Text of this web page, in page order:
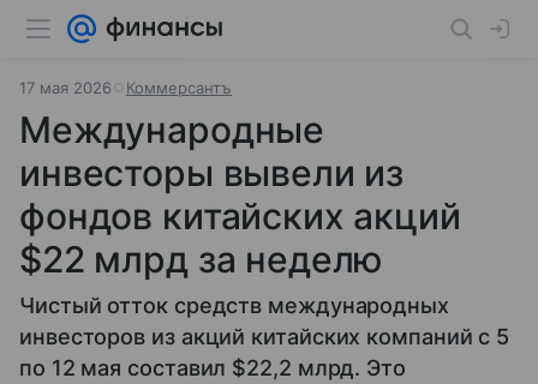
17 мая 2026 Коммерсантъ
Международные
инвесторы вывели из
фондов китайских акций
$22 млрд за неделю
Чистый отток средств международных
инвесторов из акций китайских компаний с 5
по 12 мая составил $22,2 млрд. Это